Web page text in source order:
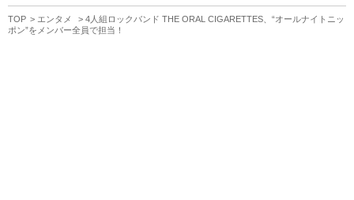
TOP エンタメ
4人組ロックバンド THE ORAL CIGARETTES、“オールナイトニッ
ポン”をメンバー全員で担当！